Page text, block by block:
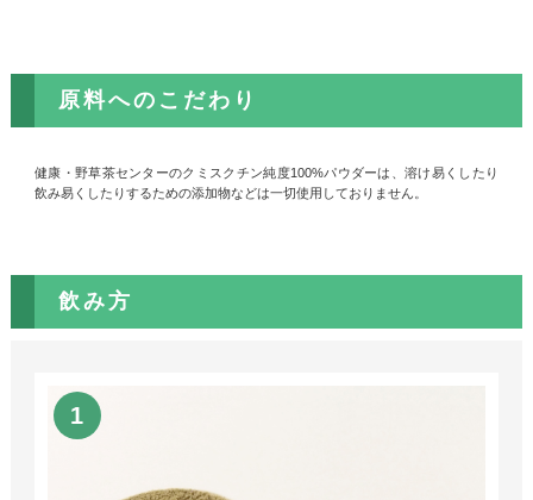
原料へのこだわり
健康・野草茶センターのクミスクチン純度100%パウダーは、溶け易くしたり
飲み易くしたりするための添加物などは一切使用しておりません。
飲み方